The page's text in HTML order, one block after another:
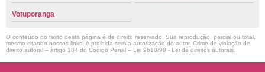
Votuporanga
O conteúdo do texto desta página é de direito reservado. Sua reprodução, parcial ou total,
mesmo citando nossos links, é proibida sem a autorização do autor. Crime de violação de
direito autoral – artigo 184 do Código Penal – Lei 9610/98 - Lei de direitos autorais